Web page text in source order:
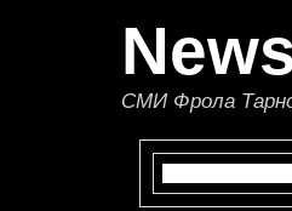
СМИ Фрола